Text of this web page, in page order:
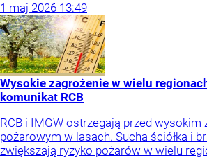
1 maj 2026 13:49
Wysokie zagrożenie w wielu
komunikat RCB
RCB i IMGW ostrzegają przed wysokim
pożarowym w lasach. Sucha ściółka i
zwiększają ryzyko pożarów w wielu